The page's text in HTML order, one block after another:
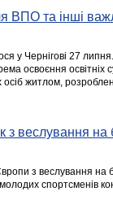
ВПО та інші
у Чернігові 27
освоєння освітніх
житлом,
веслування на
з веслування на
спортсменів